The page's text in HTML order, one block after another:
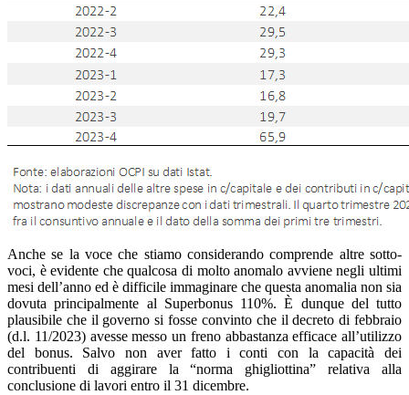
Anche se la voce che stiamo considerando comprende altre sotto-
voci, è evidente che qualcosa di molto anomalo avviene negli ultimi
mesi dell’anno ed è difficile immaginare che questa anomalia non sia
dovuta principalmente al Superbonus 110%. È dunque del tutto
plausibile che il governo si fosse convinto che il decreto di febbraio
(d.l. 11/2023) avesse messo un freno abbastanza efficace all’utilizzo
del bonus. Salvo non aver fatto i conti con la capacità dei
contribuenti di aggirare la “norma ghigliottina” relativa alla
conclusione di lavori entro il 31 dicembre.